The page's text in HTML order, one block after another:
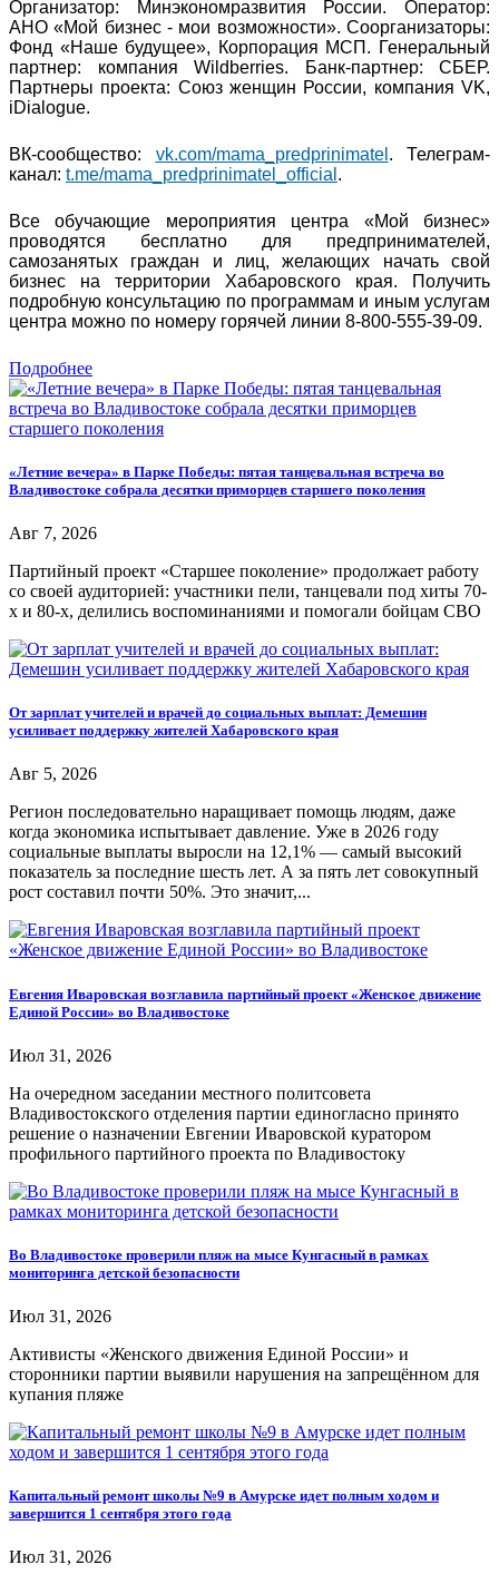
Организатор: Минэкономразвития России. Оператор:
АНО «Мой бизнес - мои возможности». Соорганизаторы:
Фонд «Наше будущее», Корпорация МСП. Генеральный
партнер: компания Wildberries. Банк-партнер: СБЕР.
Партнеры проекта: Союз женщин России, компания VK,
iDialogue.
ВК-сообщество: vk.com/mama_predprinimatel . Телеграм-
канал: t.me/mama_predprinimatel_official .
Все обучающие мероприятия центра «Мой бизнес»
проводятся бесплатно для предпринимателей,
самозанятых граждан и лиц, желающих начать свой
бизнес на территории Хабаровского края. Получить
подробную консультацию по программам и иным услугам
центра можно по номеру горячей линии 8-800-555-39-09.
Подробнее
«Летние вечера» в Парке Победы: пятая танцевальная встреча во
Владивостоке собрала десятки приморцев старшего поколения
Авг 7, 2026
Партийный проект «Старшее поколение» продолжает работу
со своей аудиторией: участники пели, танцевали под хиты 70-
х и 80-х, делились воспоминаниями и помогали бойцам СВО
От зарплат учителей и врачей до социальных выплат: Демешин
усиливает поддержку жителей Хабаровского края
Авг 5, 2026
Регион последовательно наращивает помощь людям, даже
когда экономика испытывает давление. Уже в 2026 году
социальные выплаты выросли на 12,1% — самый высокий
показатель за последние шесть лет. А за пять лет совокупный
рост составил почти 50%. Это значит,...
Евгения Иваровская возглавила партийный проект «Женское движение
Единой России» во Владивостоке
Июл 31, 2026
На очередном заседании местного политсовета
Владивостокского отделения партии единогласно принято
решение о назначении Евгении Иваровской куратором
профильного партийного проекта по Владивостоку
Во Владивостоке проверили пляж на мысе Кунгасный в рамках
мониторинга детской безопасности
Июл 31, 2026
Активисты «Женского движения Единой России» и
сторонники партии выявили нарушения на запрещённом для
купания пляже
Капитальный ремонт школы №9 в Амурске идет полным ходом и
завершится 1 сентября этого года
Июл 31, 2026